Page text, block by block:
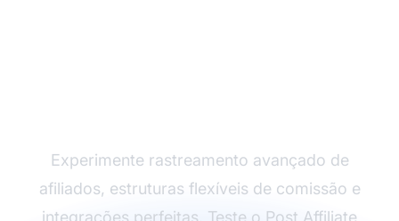
Experimente rastreamento avançado de
afiliados, estruturas flexíveis de comissão e
integrações perfeitas. Teste o Post Affiliate